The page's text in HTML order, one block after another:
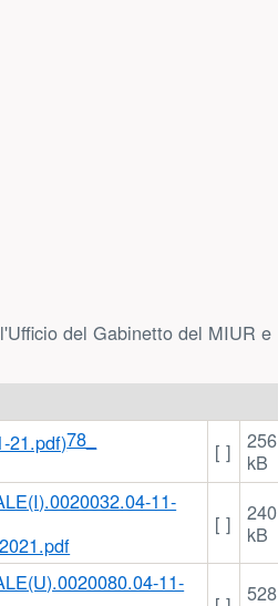
del Gabinetto del MIUR e
78_
[ ]
256
kB
[ ]
240
kB
528